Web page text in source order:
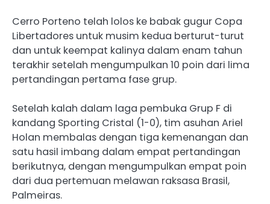
Cerro Porteno telah lolos ke babak gugur Copa
Libertadores untuk musim kedua berturut-turut
dan untuk keempat kalinya dalam enam tahun
terakhir setelah mengumpulkan 10 poin dari lima
pertandingan pertama fase grup.
Setelah kalah dalam laga pembuka Grup F di
kandang Sporting Cristal (1-0), tim asuhan Ariel
Holan membalas dengan tiga kemenangan dan
satu hasil imbang dalam empat pertandingan
berikutnya, dengan mengumpulkan empat poin
dari dua pertemuan melawan raksasa Brasil,
Palmeiras.